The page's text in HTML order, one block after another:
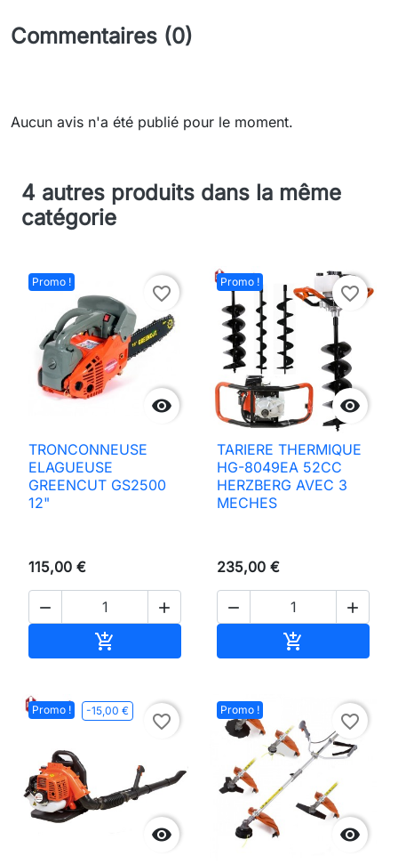
Commentaires (0)
Aucun avis n'a été publié pour le moment.
4 autres produits dans la même
catégorie
Promo !

favorite_border
TRONCONNEUSE
ELAGUEUSE
GREENCUT GS2500
12"
115,00 €
 

Promo !

favorite_border
TARIERE THERMIQUE
HG-8049EA 52CC
HERZBERG AVEC 3
MECHES
235,00 €
 

Promo ! -15,00 €

favorite_border
Promo !

favorite_border